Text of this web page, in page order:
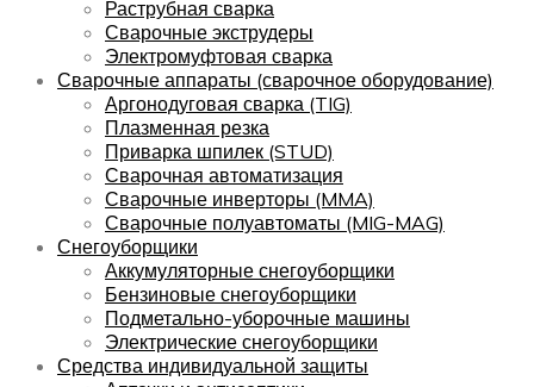
Раструбная сварка
Сварочные экструдеры
Электромуфтовая сварка
Сварочные аппараты (сварочное оборудование)
Аргонодуговая сварка (TIG)
Плазменная резка
Приварка шпилек (STUD)
Сварочная автоматизация
Сварочные инверторы (MMA)
Сварочные полуавтоматы (MIG-MAG)
Снегоуборщики
Аккумуляторные снегоуборщики
Бензиновые снегоуборщики
Подметально-уборочные машины
Электрические снегоуборщики
Средства индивидуальной защиты